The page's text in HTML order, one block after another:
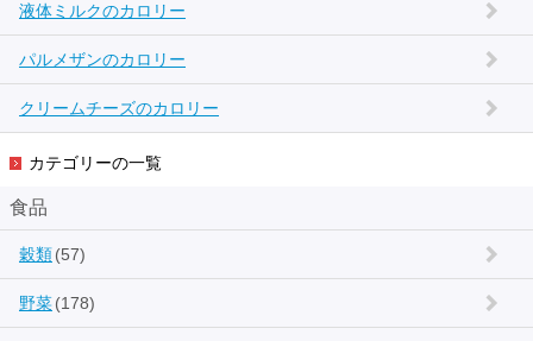
液体ミルクのカロリー
パルメザンのカロリー
クリームチーズのカロリー
カテゴリーの一覧
食品
穀類(57)
野菜(178)